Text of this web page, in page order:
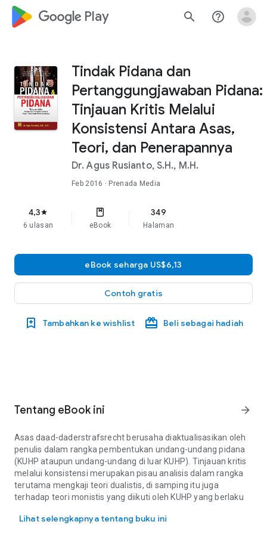
google_logo Play search help_outline
Tindak Pidana dan
Pertanggungjawaban Pidana:
Tinjauan Kritis Melalui
Konsistensi Antara Asas,
Teori, dan Penerapannya
Dr. Agus Rusianto, S.H., M.H.
Feb 2016 · Prenada Media
4,3star
6 ulasan eBook
349
Halaman
eBook seharga US$6,13
Contoh gratis
Tambahkan ke wishlist Beli sebagai hadiah
Tentang eBook ini arrow_forward
Asas daad-daderstrafsrecht berusaha diaktualisasikan oleh
penulis dalam rangka pembentukan undang-undang pidana
(KUHP ataupun undang-undang di luar KUHP). Tinjauan kritis
melalui konsistensi merupakan pisau analisis dalam rangka
terutama mengkaji teori dualistis, di samping itu juga
terhadap teori monistis yang diikuti oleh KUHP yang berlaku
pertanggungjawaban pidana banyak dibahas dengan maksud
Lihat selengkapnya tentang buku ini